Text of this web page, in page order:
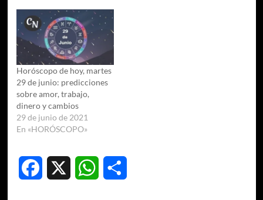
Horóscopo de hoy, martes
29 de junio: predicciones
sobre amor, trabajo,
dinero y cambios
29 de junio de 2021
En «HORÓSCOPO»
Facebook WhatsApp